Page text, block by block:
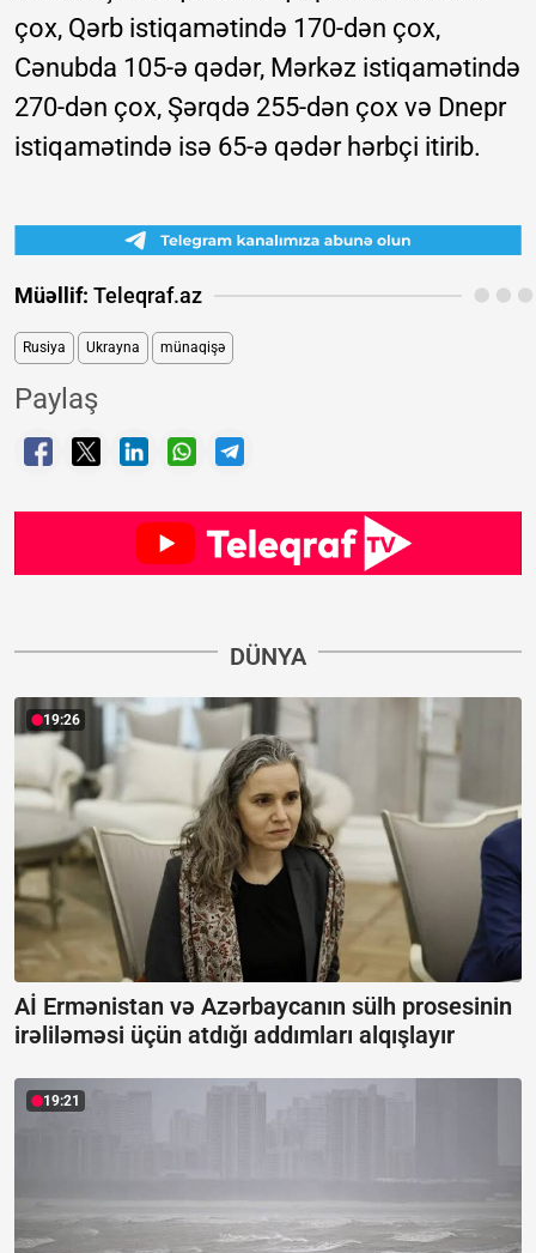
çox, Qərb istiqamətində 170-dən çox,
Cənubda 105-ə qədər, Mərkəz istiqamətində
270-dən çox, Şərqdə 255-dən çox və Dnepr
istiqamətində isə 65-ə qədər hərbçi itirib.
Müəllif: Teleqraf.az
Rusiya Ukrayna münaqişə
Paylaş
DÜNYA
19:26
Aİ Ermənistan və Azərbaycanın sülh prosesinin
irəliləməsi üçün atdığı addımları alqışlayır
19:21